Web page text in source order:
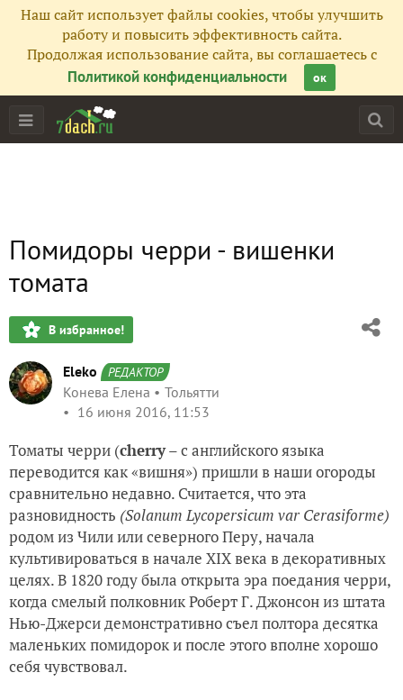
Наш сайт использует файлы cookies, чтобы улучшить
работу и повысить эффективность сайта.
Продолжая использование сайта, вы соглашаетесь с
Политикой конфиденциальности
ок
Помидоры черри - вишенки
томата
В избранное!
Eleko РЕДАКТОР
Конева Елена
Тольятти
16 июня 2016, 11:53
Томаты черри (cherry– с английского языка
переводится как «вишня») пришли в наши огороды
сравнительно недавно. Считается, что эта
разновидность (Solanum Lycopersicum var Cerasiforme)
родом из Чили или северного Перу, начала
культивироваться в начале XIX века в декоративных
целях. В 1820 году была открыта эра поедания черри,
когда смелый полковник Роберт Г. Джонсон из штата
Нью-Джерси демонстративно съел полтора десятка
маленьких помидорок и после этого вполне хорошо
себя чувствовал.